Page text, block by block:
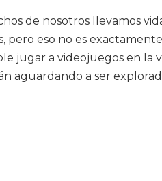
de nosotros llevamos
pero eso no es
jugar a videojuegos en
aguardando a ser